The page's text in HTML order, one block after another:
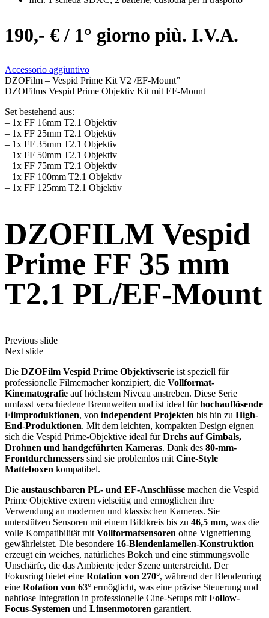
190,- € / 1° giorno più. I.V.A.
Accessorio aggiuntivo
DZOFilm – Vespid Prime Kit V2 /EF-Mount”
DZOFilms Vespid Prime Objektiv Kit mit EF-Mount
Set bestehend aus:
– 1x FF 16mm T2.1 Objektiv
– 1x FF 25mm T2.1 Objektiv
– 1x FF 35mm T2.1 Objektiv
– 1x FF 50mm T2.1 Objektiv
– 1x FF 75mm T2.1 Objektiv
– 1x FF 100mm T2.1 Objektiv
– 1x FF 125mm T2.1 Objektiv
DZOFILM Vespid
Prime FF 35 mm
T2.1 PL/EF-Mount
Previous slide
Next slide
Die DZOFilm Vespid Prime Objektivserie ist speziell für
professionelle Filmemacher konzipiert, die Vollformat-
Kinematografie auf höchstem Niveau anstreben. Diese Serie
umfasst verschiedene Brennweiten und ist ideal fürhochauflösende
Filmproduktionen, von independent Projekten bis hin zu High-
End-Produktionen. Mit dem leichten, kompakten Design eignen
sich die Vespid Prime-Objektive ideal fürDrehs auf Gimbals,
Drohnen und handgeführten Kameras. Dank des 80-mm-
Frontdurchmessers sind sie problemlos mitCine-Style
Matteboxen kompatibel.
Die austauschbaren PL- und EF-Anschlüsse machen die Vespid
Prime Objektive extrem vielseitig und ermöglichen ihre
Verwendung an modernen und klassischen Kameras. Sie
unterstützen Sensoren mit einem Bildkreis bis zu 46,5 mm, was die
volle Kompatibilität mitVollformatsensoren ohne Vignettierung
gewährleistet. Die besondere 16-Blendenlamellen-Konstruktion
erzeugt ein weiches, natürliches Bokeh und eine stimmungsvolle
Unschärfe, die das Ambiente jeder Szene unterstreicht. Der
Fokusring bietet eine Rotation von 270°, während der Blendenring
eine Rotation von 63° ermöglicht, was eine präzise Steuerung und
nahtlose Integration in professionelle Cine-Setups mitFollow-
Focus-Systemen und Linsenmotoren garantiert.